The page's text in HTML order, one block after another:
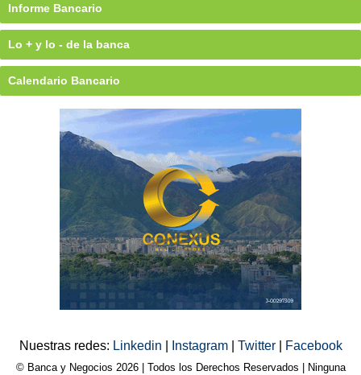
Informe Bancario
Lo + y lo - de la banca
Calendario Bancario
Nuestras redes: Linkedin Instagram Twitter Facebook
© Banca y Negocios 2026 | Todos los Derechos Reservados | Ninguna